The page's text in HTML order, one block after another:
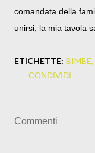
comandata della
unirsi, la mia tavola
ETICHETTE: BIMBE
CONDIVIDI
Commenti